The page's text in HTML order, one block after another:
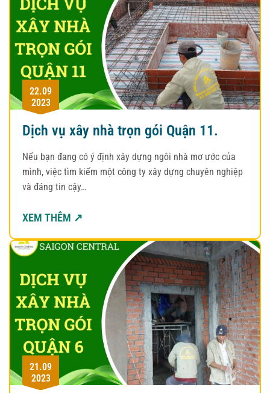
22.09
2023
Dịch vụ xây nhà trọn gói Quận 11.
Nếu bạn đang có ý định xây dựng ngôi nhà mơ ước của
mình, việc tìm kiếm một công ty xây dựng chuyên nghiệp
và đáng tin cậy…
XEM THÊM ↗
21.09
2023